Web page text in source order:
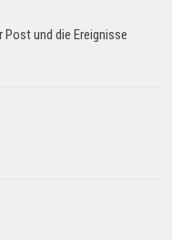
Post und die Ereignisse